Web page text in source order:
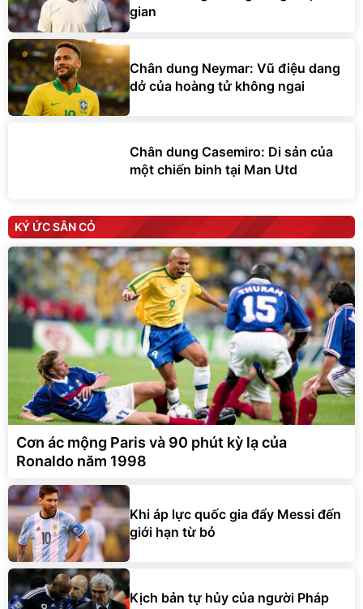
gian
Chân dung Neymar: Vũ điệu dang
dở của hoàng tử không ngai
Chân dung Casemiro: Di sản của
một chiến binh tại Man Utd
KÝ ỨC SÂN CỎ
Cơn ác mộng Paris và 90 phút kỳ lạ của
Ronaldo năm 1998
Khi áp lực quốc gia đẩy Messi đến
giới hạn từ bỏ
Kịch bản tự hủy của người Pháp